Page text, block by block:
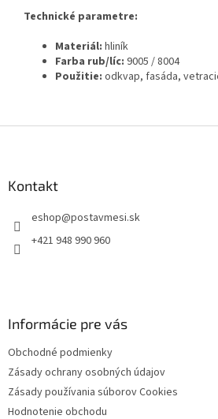
Technické parametre:
Materiál: hliník
Farba rub/líc: 9005 / 8004
Použitie: odkvap, fasáda,
Kontakt
eshop@postavmesi.sk
+421 948 990 960
Informácie pre vás
Obchodné podmienky
Zásady ochrany osobných údajov
Zásady používania súborov Cookies
Hodnotenie obchodu